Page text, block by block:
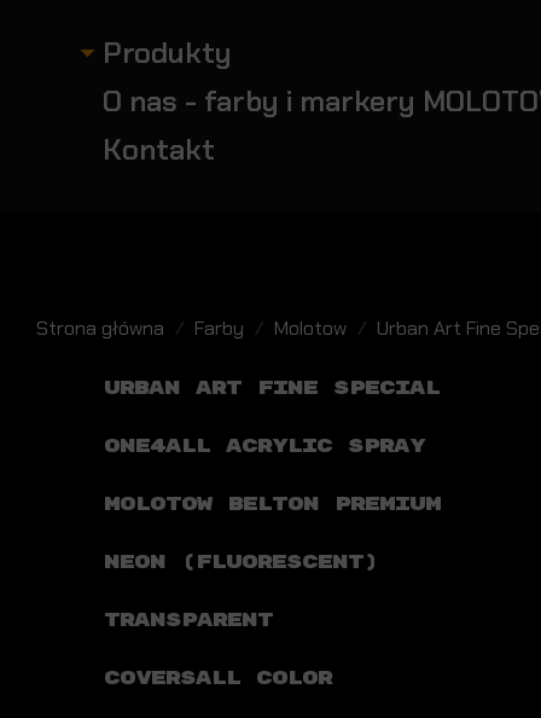
Produkty
O nas - farby i markery
Kontakt
Strona główna Farby Molotow Urban Art Fine
URBAN ART FINE SPECIAL
ONE4ALL ACRYLIC SPRAY
MOLOTOW BELTON PREMIUM
NEON (FLUORESCENT)
TRANSPARENT
COVERSALL COLOR